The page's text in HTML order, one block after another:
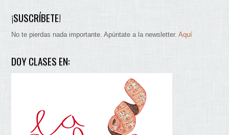
¡SUSCRÍBETE!
No te pierdas nada importante. Apúntate a la newsletter.Aquí
DOY CLASES EN: